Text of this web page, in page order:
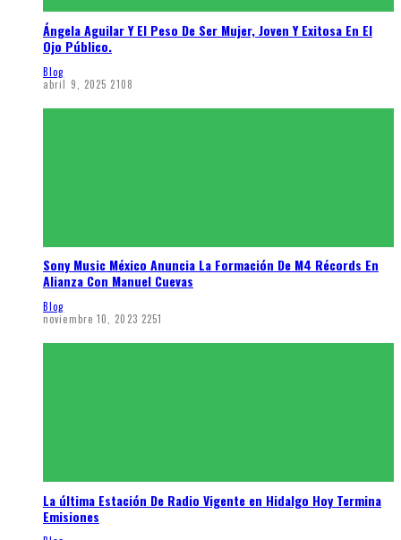
Ángela Aguilar Y El Peso De Ser Mujer, Joven Y Exitosa En El
Ojo Público.
Blog
abril 9, 2025 2108
Sony Music México Anuncia La Formación De M4 Récords En
Alianza Con Manuel Cuevas
Blog
noviembre 10, 2023 2251
La última Estación De Radio Vigente en Hidalgo Hoy Termina
Emisiones